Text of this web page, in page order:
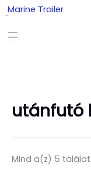
Skip
to
content
Marine Trailer
utánfutó
Mind a(z) 5